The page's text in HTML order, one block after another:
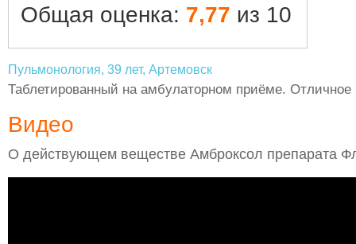
Общая оценка: 7,77 из 10
Пульмонология, 39 лет, Артемовск
Таблетированный на амбулаторном приёме. Отличное
Видео
О действующем веществе Амброксол препарата